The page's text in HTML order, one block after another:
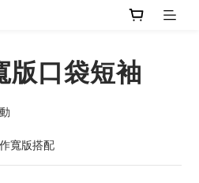
口袋短袖
寬版搭配